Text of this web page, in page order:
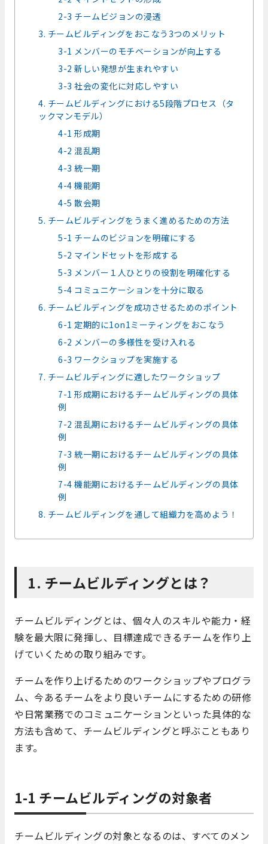
2-3 チームビジョンの浸透
3. チームビルディングをおこなう3つのメリット
3-1 メンバーのモチベーションが向上する
3-2 新しい発想が生まれやすい
3-3 社会の変化に対応しやすい
4. チームビルディングにおける5段階プロセス（タ
ックマンモデル）
4-1 形成期
4-2 混乱期
4-3 統一期
4-4 機能期
4-5 散会期
5. チームビルディングをうまく進めるための方法
5-1 チームのビジョンを明確にする
5-2 マインドセットを形成する
5-3 メンバー１人ひとりの役割を明確化する
5-4 コミュニケーションを十分に取る
6. チームビルディングを成功させるためのポイント
6-1 定期的に1on1ミーティングをおこなう
6-2 メンバーの多様性を受け入れる
6-3 ワークショップを実施する
7. チームビルディングに適したワークショップ
7-1 形成期におけるチームビルディングの具体
例
7-2 混乱期におけるチームビルディングの具体
例
7-3 統一期におけるチームビルディングの具体
例
7-4 機能期におけるチームビルディングの具体
例
8. チームビルディングを通して組織力を高めよう！
1. チームビルディングとは？
チームビルディングとは、個々人のスキルや能力・経
験を最大限に発揮し、目標達成できるチームを作り上
げていくための取り組みです。
チームを作り上げるためのワークショップやプログラ
ム、今あるチームをより良いチームにするための研修
や日常業務でのコミュニケーションといった具体的な
方法も含めて、チームビルディングと呼ぶこともあり
ます。
1-1 チームビルディングの対象者
チームビルディングの対象となるのは、すべてのメン